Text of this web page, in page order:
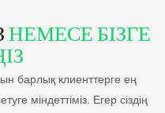
НЕМЕСЕ БІЗГЕ
барлық клиенттерге ең
міндеттіміз. Егер сіздің